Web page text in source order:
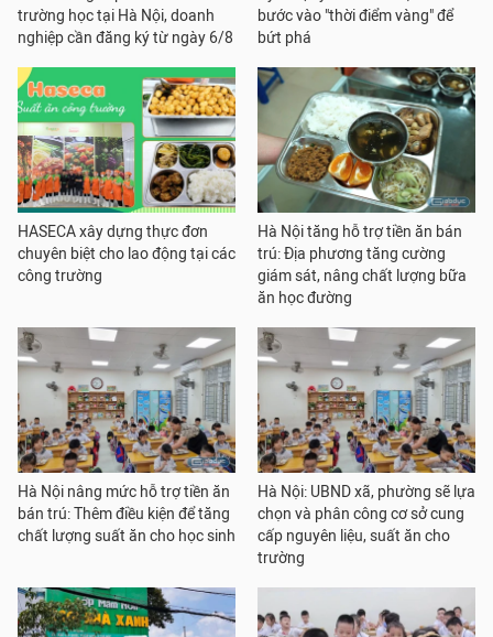
trường học tại Hà Nội, doanh
nghiệp cần đăng ký từ ngày 6/8
bước vào "thời điểm vàng" để
bứt phá
HASECA xây dựng thực đơn
chuyên biệt cho lao động tại các
công trường
Hà Nội tăng hỗ trợ tiền ăn bán
trú: Địa phương tăng cường
giám sát, nâng chất lượng bữa
ăn học đường
Hà Nội nâng mức hỗ trợ tiền ăn
bán trú: Thêm điều kiện để tăng
chất lượng suất ăn cho học sinh
Hà Nội: UBND xã, phường sẽ lựa
chọn và phân công cơ sở cung
cấp nguyên liệu, suất ăn cho
trường